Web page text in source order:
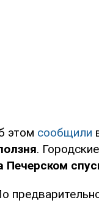
этом сообщили
.
Печерском